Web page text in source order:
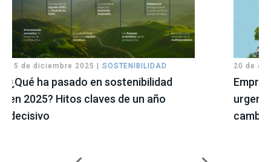
15 de diciembre 2025 | SOSTENIBILIDAD
¿Qué ha pasado en sostenibilidad
en 2025? Hitos claves de un año
decisivo
20 de